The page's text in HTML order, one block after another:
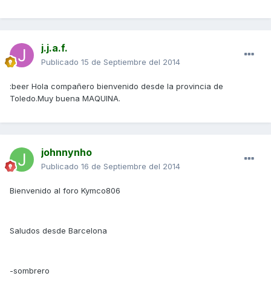
j.j.a.f.
Publicado 15 de Septiembre del 2014
:beer Hola compañero bienvenido desde la provincia de
Toledo.Muy buena MAQUINA.
johnnynho
Publicado 16 de Septiembre del 2014
Bienvenido al foro Kymco806
Saludos desde Barcelona
-sombrero